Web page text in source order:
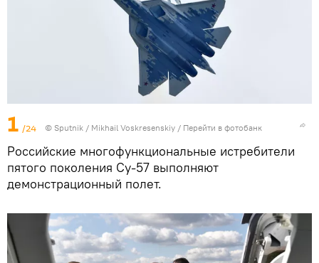
1 /24 © Sputnik / Mikhail Voskresenskiy / Перейти в фотобанк
Российские многофункциональные истребители
пятого поколения Су-57 выполняют
демонстрационный полет.